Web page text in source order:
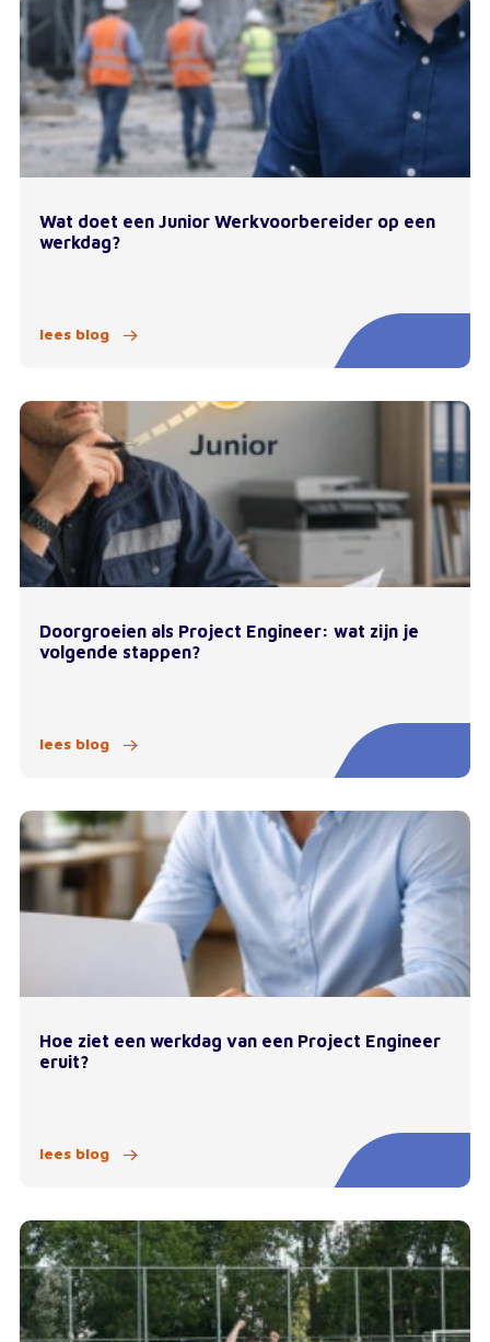
Wat doet een Junior Werkvoorbereider op een
werkdag?
lees blog
Doorgroeien als Project Engineer: wat zijn je
volgende stappen?
lees blog
Hoe ziet een werkdag van een Project Engineer
eruit?
lees blog